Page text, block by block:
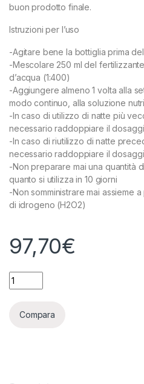
buon prodotto finale.
Istruzioni per l’uso
-Agitare bene la bottiglia prima
-Mescolare 250 ml del
d’acqua (1:400)
-Aggiungere almeno 1 volta alla
modo continuo, alla soluzione
-In caso di utilizzo di natte più
necessario raddoppiare il
-In caso di riutilizzo di natte
necessario raddoppiare il
-Non preparare mai una quantità
quanto si utilizza in 10 giorni
-Non somministrare mai assieme
di idrogeno (H2O2)
97,70€
CANNA - CANNAZYM - 5L
Compara